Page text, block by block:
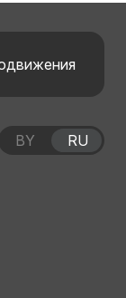
BY RU